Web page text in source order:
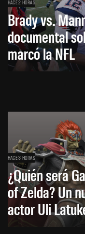
HACE 2 HORAS
Brady vs.
documental
marcó la NFL
HACE 3 HORAS
¿Quién será
of Zelda? Un
actor Uli